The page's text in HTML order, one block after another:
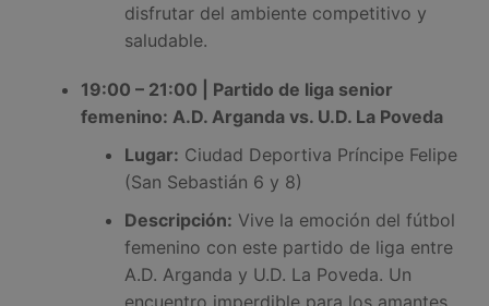
disfrutar del ambiente competitivo y
saludable.
19:00 – 21:00 | Partido de liga senior
femenino: A.D. Arganda vs. U.D. La Poveda
Lugar: Ciudad Deportiva Príncipe Felipe
(San Sebastián 6 y 8)
Descripción: Vive la emoción del fútbol
femenino con este partido de liga entre
A.D. Arganda y U.D. La Poveda. Un
encuentro imperdible para los amantes